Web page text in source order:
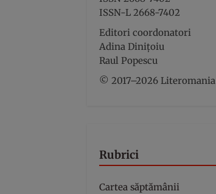
ISSN-L 2668-7402
Editori coordonatori
Adina Dinițoiu
Raul Popescu
© 2017–2026 Literomania
Rubrici
Cartea săptămânii